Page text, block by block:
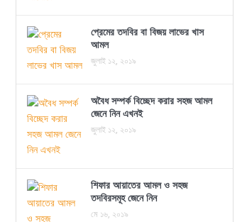
প্রেমের তদবির বা বিজয় লাভের খাস
আমল
জুলাই ১২, ২০১৯
অবৈধ সম্পর্ক বিচ্ছেদ করার সহজ আমল
জেনে নিন এখনই
জুলাই ১২, ২০১৯
শিফার আয়াতের আমল ও সহজ
তদবিরসমূহ জেনে নিন
মে ১৬, ২০১৯